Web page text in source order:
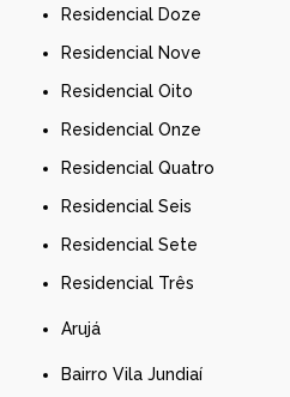
Residencial Doze
Residencial Nove
Residencial Oito
Residencial Onze
Residencial Quatro
Residencial Seis
Residencial Sete
Residencial Três
Arujá
Bairro Vila Jundiaí